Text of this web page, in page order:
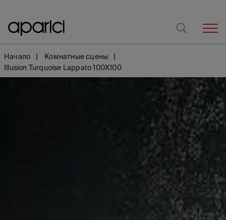
Начало
Комнатные сцены
Illusion Turquoise Lappato 100X100